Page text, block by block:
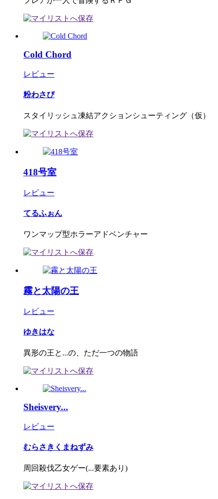
Cold Chord
レビュー
粉わさび
スタイリッシュ凍結アクションシューティング（仮）
418号室
レビュー
てるふぉん
ワンマップ型ホラーアドベンチャー
霧と太陽の王
レビュー
ゆきはな
異形の王と...の、ただ一つの物語
Sheisvery...
レビュー
むらさきくまねずみ
周回殺伐乙女ゲー(...要素あり)